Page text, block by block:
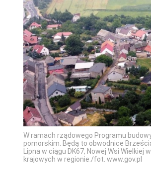
W ramach rządowego Programu
pomorskim. Będą to obwodnice
Lipna w ciągu DK67, Nowej Wsi
krajowych w regionie./fot. www.gov.pl